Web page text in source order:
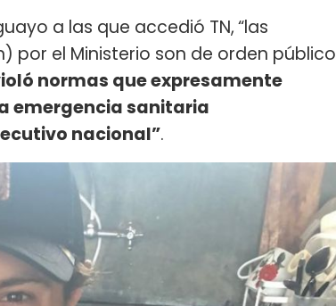
a las que accedió TN,“las
por el Ministerio son de orden público
normas que expresamente
emergencia sanitaria
nacional”.